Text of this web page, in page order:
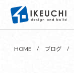
HOME ブログ